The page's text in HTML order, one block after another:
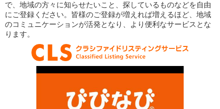
で、地域の方々に知らせたいこと、探しているものなどを自由
にご登録ください。皆様のご登録が増えれば増えるほど、地域
のコミュニケーションが活発となり、より便利なサービスとな
ります。